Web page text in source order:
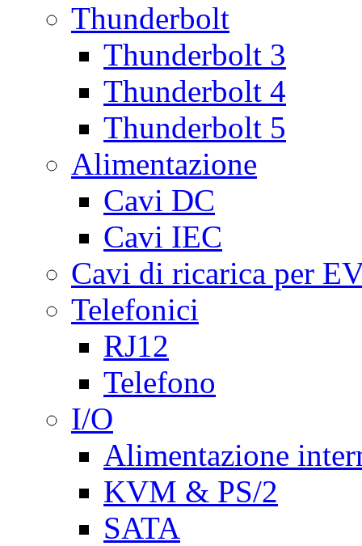
Thunderbolt
Thunderbolt 3
Thunderbolt 4
Thunderbolt 5
Alimentazione
Cavi DC
Cavi IEC
Cavi di ricarica per
Telefonici
RJ12
Telefono
I/O
Alimentazione
KVM & PS/2
SATA